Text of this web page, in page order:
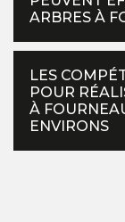
ARBRES À
LES
POUR
À
ENVIRONS